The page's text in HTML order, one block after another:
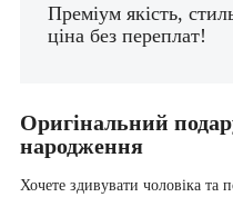
Преміум якість,
ціна без переплат!
Оригінальний
народження
Хочете здивувати чоловіка та